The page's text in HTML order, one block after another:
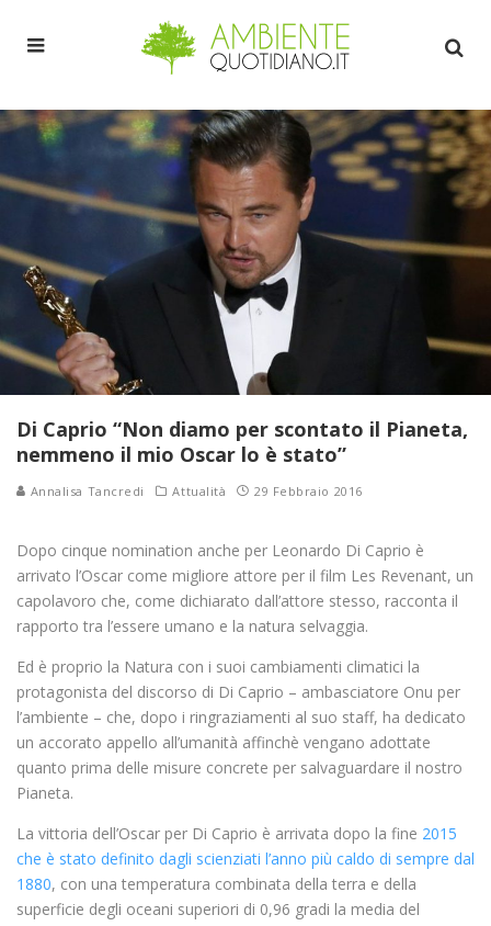
Di Caprio “Non diamo per scontato il Pianeta,
nemmeno il mio Oscar lo è stato”
Annalisa Tancredi Attualità 29 Febbraio 2016
Dopo cinque nomination anche per Leonardo Di Caprio è
arrivato l’Oscar come migliore attore per il film Les Revenant, un
capolavoro che, come dichiarato dall’attore stesso, racconta il
rapporto tra l’essere umano e la natura selvaggia.
Ed è proprio la Natura con i suoi cambiamenti climatici la
protagonista del discorso di Di Caprio – ambasciatore Onu per
l’ambiente – che, dopo i ringraziamenti al suo staff, ha dedicato
un accorato appello all’umanità affinchè vengano adottate
quanto prima delle misure concrete per salvaguardare il nostro
Pianeta.
La vittoria dell’Oscar per Di Caprio è arrivata dopo la fine 2015
che è stato definito dagli scienziati l’anno più caldo di sempre dal
1880, con una temperatura combinata della terra e della
superficie degli oceani superiori di 0,96 gradi la media del